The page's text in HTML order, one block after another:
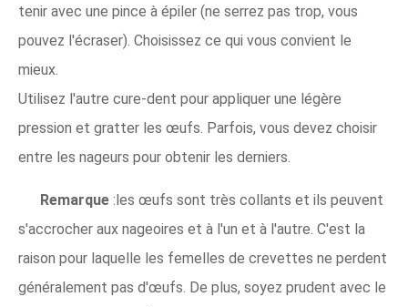
tenir avec une pince à épiler (ne serrez pas trop, vous
pouvez l'écraser). Choisissez ce qui vous convient le
mieux.
Utilisez l'autre cure-dent pour appliquer une légère
pression et gratter les œufs. Parfois, vous devez choisir
entre les nageurs pour obtenir les derniers.
Remarque :les œufs sont très collants et ils peuvent
s'accrocher aux nageoires et à l'un et à l'autre. C'est la
raison pour laquelle les femelles de crevettes ne perdent
généralement pas d'œufs. De plus, soyez prudent avec le